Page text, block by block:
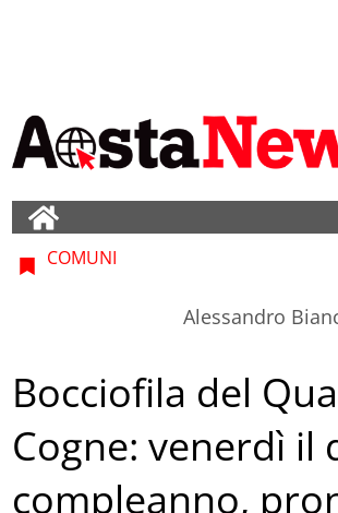
COMUNI
Alessandro
Bocciofila del
Cogne: venerdì il
compleanno,